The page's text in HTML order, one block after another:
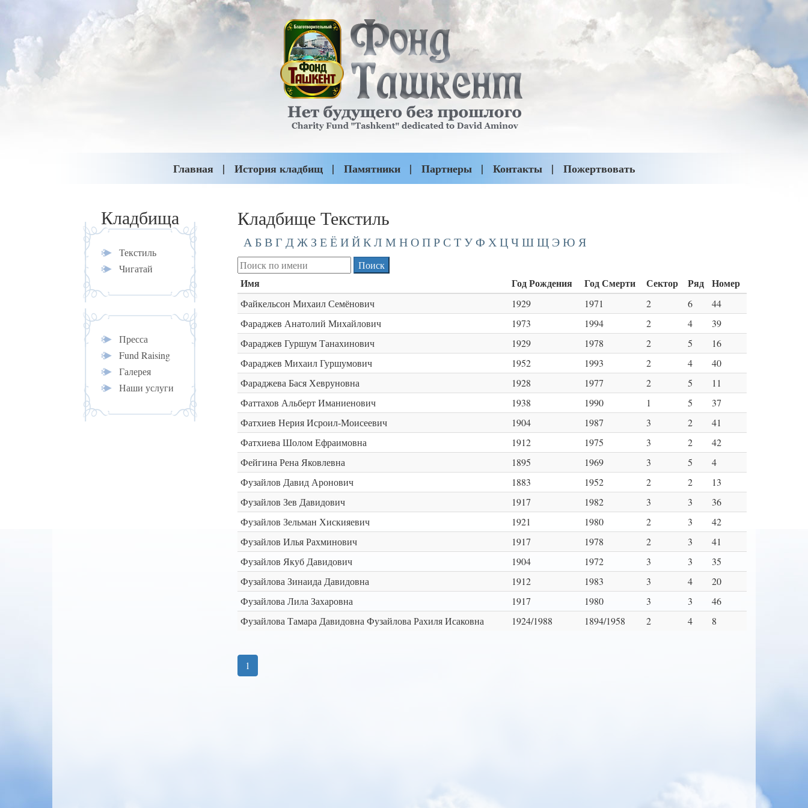
Главная История кладбищ Памятники Партнеры Контакты Пожертвовать
Кладбища
Текстиль
Чигатай
Пресса
Fund Raising
Галерея
Наши услуги
Кладбище Текстиль
А Б В Г Д Ж З Е Ё И Й К Л М Н О П Р С Т У Ф Х Ц Ч Ш Щ Э Ю Я
Имя Год Рождения Год Смерти Сектор Ряд Номер
Файкельсон Михаил Семёнович 1929 1971 2 6
44
Фараджев Анатолий Михайлович
1973 1994 2 4
39
Фараджев Гуршум Танахинович
1929 1978 2 5
16
Фараджев Михаил Гуршумович
1952 1993 2 4
40
Фараджева Бася Хевруновна
1928 1977 2 5
11
Фаттахов Альберт Иманиенович
1938 1990 1 5
37
Фатхиев Нерия Исроил-Моисеевич
1904 1987 3 2
41
Фатхиева Шолом Ефраимовна
1912 1975 3 2
42
Фейгина Рена Яковлевна
1895 1969 3 5
4
Фузайлов Давид Аронович
1883 1952 2 2
13
Фузайлов Зев Давидович
1917 1982 3 3
36
Фузайлов Зельман Хискияевич
1921 1980 2 3
42
Фузайлов Илья Рахминович
1917 1978 2 3
41
Фузайлов Якуб Давидович
1904 1972 3 3
35
Фузайлова Зинаида Давидовна
1912 1983 3 4
20
Фузайлова Лила Захаровна
1917 1980 3 3
46
Фузайлова Тамара Давидовна Фузайлова Рахиля Исаковна
1924/1988 1894/1958 2 4 8
1